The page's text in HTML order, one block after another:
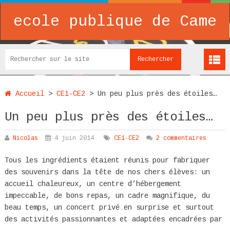
ecole publique de Came
Accueil> CE1-CE2 > Un peu plus près des étoiles…
Un peu plus près des étoiles…
Nicolas 4 juin 2014 CE1-CE2 2 commentaires
Tous les ingrédients étaient réunis pour fabriquer
des souvenirs dans la tête de nos chers élèves: un
accueil chaleureux, un centre d’hébergement
impeccable, de bons repas, un cadre magnifique, du
beau temps, un concert privé en surprise et surtout
des activités passionnantes et adaptées encadrées par